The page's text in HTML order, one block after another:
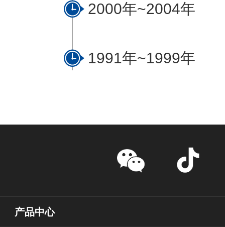
2000年~2004年
1991年~1999年
产品中心